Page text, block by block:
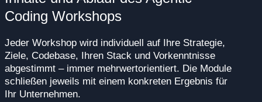
Coding Workshops
Jeder Workshop wird individuell auf Ihre Strategie,
Ziele, Codebase, Ihren Stack und Vorkenntnisse
abgestimmt – immer mehrwertorientiert. Die Module
schließen jeweils mit einem konkreten Ergebnis für
Ihr Unternehmen.